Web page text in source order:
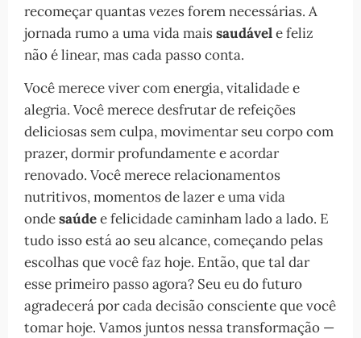
recomeçar quantas vezes forem necessárias. A
jornada rumo a uma vida maissaudávele feliz
não é linear, mas cada passo conta.
Você merece viver com energia, vitalidade e
alegria. Você merece desfrutar de refeições
deliciosas sem culpa, movimentar seu corpo com
prazer, dormir profundamente e acordar
renovado. Você merece relacionamentos
nutritivos, momentos de lazer e uma vida
ondesaúdee felicidade caminham lado a lado. E
tudo isso está ao seu alcance, começando pelas
escolhas que você faz hoje. Então, que tal dar
esse primeiro passo agora? Seu eu do futuro
agradecerá por cada decisão consciente que você
tomar hoje. Vamos juntos nessa transformação —